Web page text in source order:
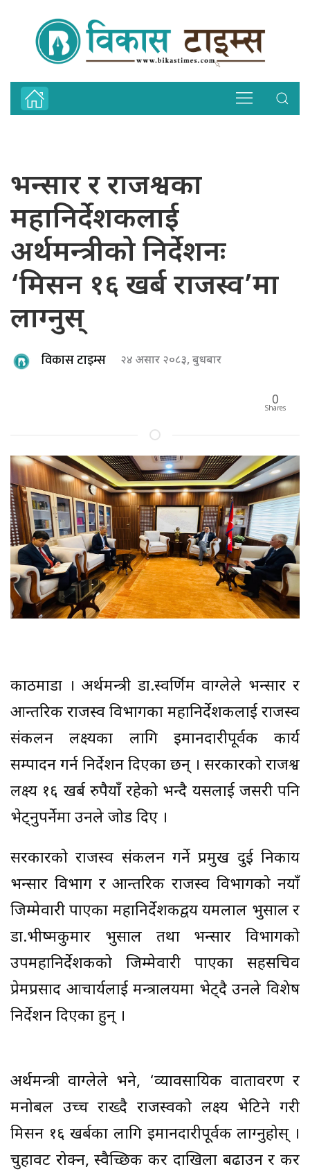
भन्सार र राजश्वका
महानिर्देशकलाई
अर्थमन्त्रीको निर्देशनः
‘मिसन १६ खर्ब राजस्व’मा
लाग्नुस्
विकास टाइम्स २४ असार २०८३, बुधबार
0
Shares
काठमाडौँ । अर्थमन्त्री डा.स्वर्णिम वाग्लेले भन्सार र
आन्तरिक राजस्व विभागका महानिर्देशकलाई राजस्व
संकलन लक्ष्यका लागि इमानदारीपूर्वक कार्य
सम्पादन गर्न निर्देशन दिएका छन् । सरकारको राजश्व
लक्ष्य १६ खर्ब रुपैयाँ रहेको भन्दै यसलाई जसरी पनि
भेट्नुपर्नेमा उनले जोड दिए ।
सरकारको राजस्व संकलन गर्ने प्रमुख दुई निकाय
भन्सार विभाग र आन्तरिक राजस्व विभागको नयाँ
जिम्मेवारी पाएका महानिर्देशकद्वय यमलाल भुसाल र
डा.भीष्मकुमार भुसाल तथा भन्सार विभागको
उपमहानिर्देशकको जिम्मेवारी पाएका सहसचिव
प्रेमप्रसाद आचार्यलाई मन्त्रालयमा भेट्दै उनले विशेष
निर्देशन दिएका हुन् ।
अर्थमन्त्री वाग्लेले भने, ‘व्यावसायिक वातावरण र
मनोबल उच्च राख्दै राजस्वको लक्ष्य भेटिने गरी
मिसन १६ खर्बका लागि इमानदारीपूर्वक लाग्नुहोस् ।
चुहावट रोक्न, स्वैच्छिक कर दाखिला बढाउन र कर